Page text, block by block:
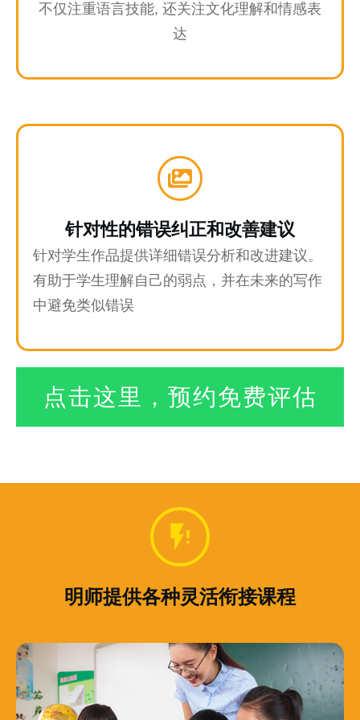
不仅注重语言技能, 还关注文化理解和情感表
达
针对性的错误纠正和改善建议
针对学生作品提供详细错误分析和改进建议。
有助于学生理解自己的弱点，并在未来的写作
中避免类似错误
点击这里，预约免费评估
明师提供各种灵活衔接课程